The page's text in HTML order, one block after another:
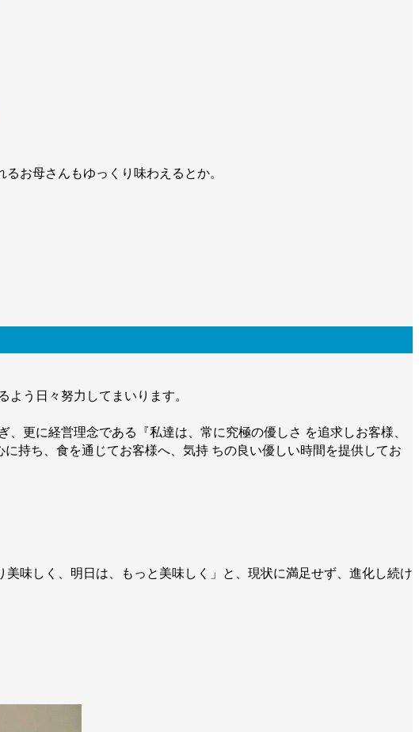
お母さんもゆっくり味わえるとか。
う日々努力してまいります。
更に経営理念である『私達は、常に究極の優しさ を追求しお客様、
持ち、食を通じてお客様へ、気持 ちの良い優しい時間を提供してお
味しく、明日は、もっと美味しく」と、現状に満足せず、進化し続け